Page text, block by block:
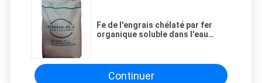
Fe de l'engrais chélaté par fer
organique soluble dans l'eau
Continuer